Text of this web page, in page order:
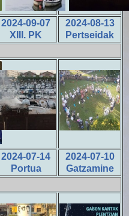
2024-09-07
XIII. PK
2024-08-13
Pertseidak
2024-07-14
Portua
2024-07-10
Gatzamine